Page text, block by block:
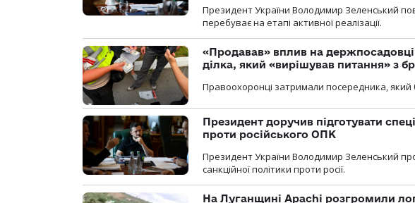
Президент України Володимир Зеленський
перебуває на етапі активної реалізації.
«Продавав» вплив на
ділка, який «вирішував питання» з
Правоохоронці затримали посередника,
Президент доручив підготувати
проти російського ОПК
Президент України Володимир Зеленський
санкційної політики проти росії.
На Луганщині Apachi розгромили